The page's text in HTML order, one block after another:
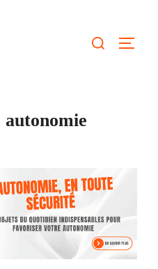
Rechercher :
autonomie